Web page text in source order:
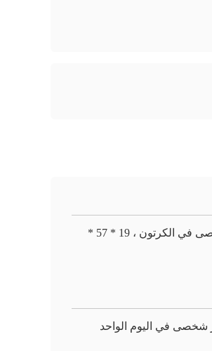
500 جهاز كمبيوتر شخصى في الكرتون ، 19 * 57 *